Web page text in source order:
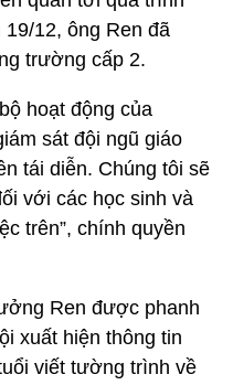
12, ông Ren đã
trường cấp 2.
hoạt động của
sát đội ngũ giáo
tái diễn. Chúng tôi sẽ
với các học sinh và
trên”, chính quyền
Ren được phanh
xuất hiện thông tin
viết tường trình về